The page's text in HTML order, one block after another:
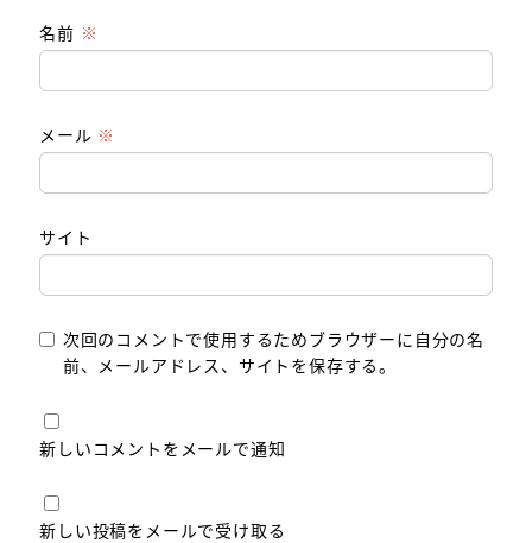
名前 ※
メール ※
サイト
次回のコメントで使用するためブラウザーに自分の名
前、メールアドレス、サイトを保存する。
新しいコメントをメールで通知
新しい投稿をメールで受け取る